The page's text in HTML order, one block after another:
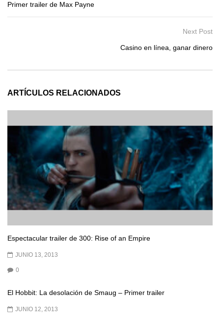
Primer trailer de Max Payne
Next Post
Casino en línea, ganar dinero
ARTÍCULOS RELACIONADOS
Espectacular trailer de 300: Rise of an Empire
JUNIO 13, 2013
0
El Hobbit: La desolación de Smaug – Primer trailer
JUNIO 12, 2013